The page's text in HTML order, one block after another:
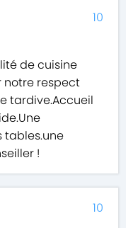
de cuisine
notre respect
tardive.Accueil
tables.une
!
10
10